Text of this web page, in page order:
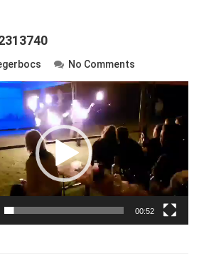
No Comments
00:52